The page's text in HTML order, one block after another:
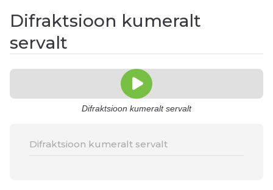
Difraktsioon kumeralt
servalt
Difraktsioon kumeralt servalt
Difraktsioon kumeralt servalt